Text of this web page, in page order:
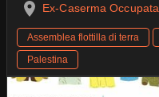
Ex-Caserma Occupata
Assemblea flottilla di terra
Palestina